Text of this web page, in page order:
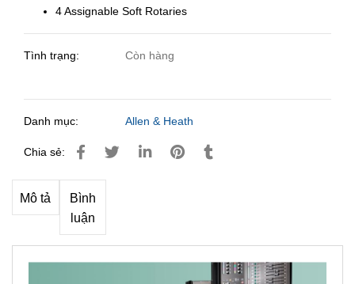
4 Assignable Soft Rotaries
Tình trạng: Còn hàng
Danh mục: Allen & Heath
Chia sẻ:
Mô tả
Bình
luận